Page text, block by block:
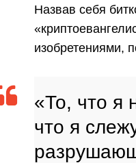
Назвав себя
изобретениями,
«То, что я
что я